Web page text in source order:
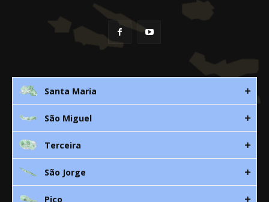
Santa Maria
Rua 3. Leandres Chaves, 12C
296 882 118
smaria@spra.pt
São Miguel
Av. D. João lll, bloco A, nº10 – 3º
296 205 960
Terceira
Canada Nova 21
São Jorge
Pico